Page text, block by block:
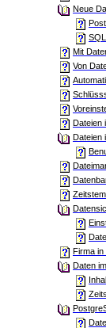
Neue
Mit
Von
Dateien
Dateien
Firma in
Daten